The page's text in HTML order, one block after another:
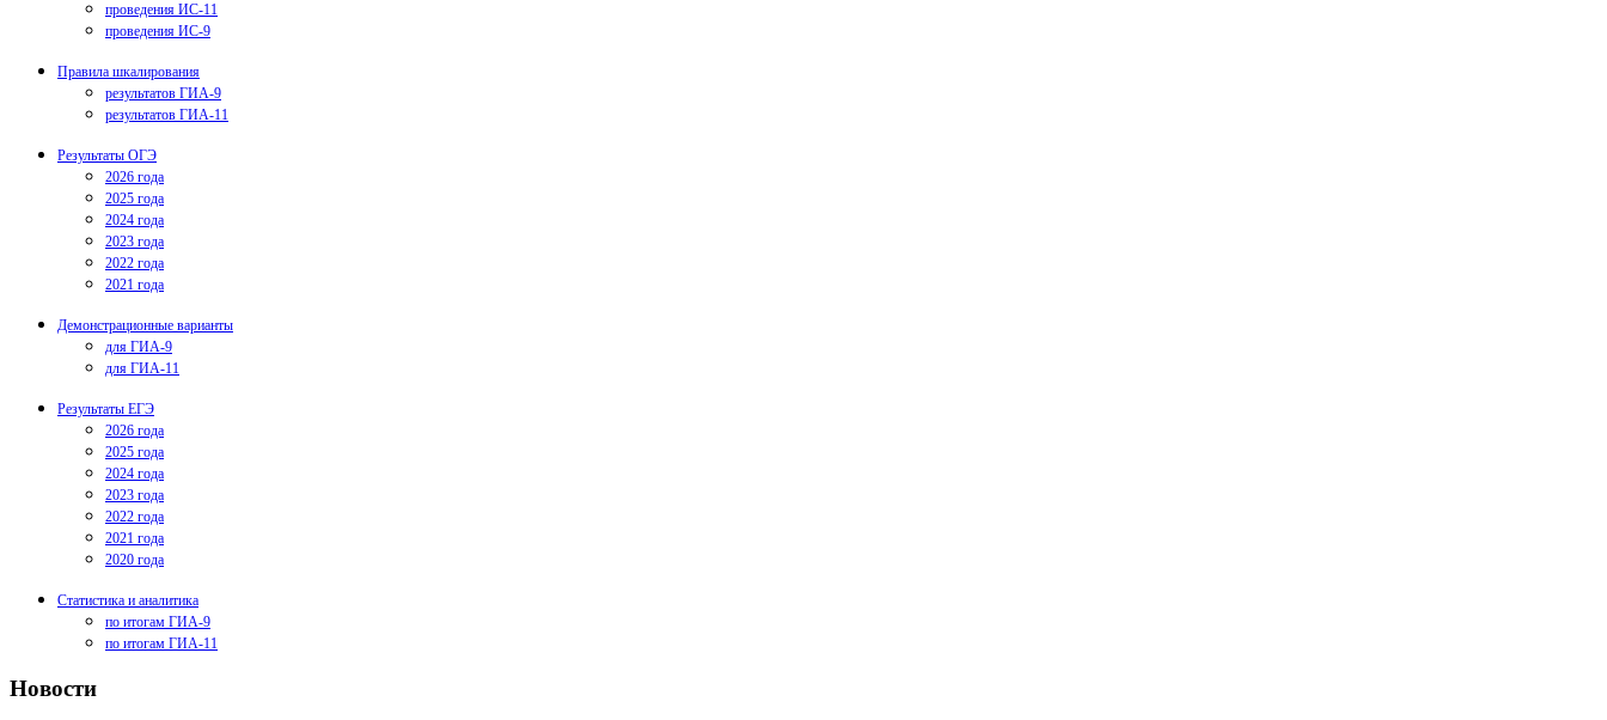
проведения ИС-11
проведения ИС-9
Правила шкалирования
результатов ГИА-9
результатов ГИА-11
Результаты ОГЭ
2026 года
2025 года
2024 года
2023 года
2022 года
2021 года
Демонстрационные варианты
для ГИА-9
для ГИА-11
Результаты ЕГЭ
2026 года
2025 года
2024 года
2023 года
2022 года
2021 года
2020 года
Статистика и аналитика
по итогам ГИА-9
по итогам ГИА-11
Новости